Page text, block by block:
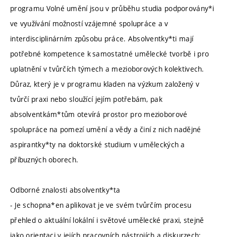
programu Volné umění jsou v průběhu studia podporovány*i
ve využívání možností vzájemné spolupráce a v
interdisciplinárním způsobu práce. Absolventky*ti mají
potřebné kompetence k samostatné umělecké tvorbě i pro
uplatnění v tvůrčích týmech a mezioborových kolektivech.
Důraz, který je v programu kladen na výzkum založený v
tvůrčí praxi nebo sloužící jejím potřebám, pak
absolventkám*tům otevírá prostor pro mezioborové
spolupráce na pomezí umění a vědy a činí z nich nadějné
aspirantky*ty na doktorské studium v uměleckých a
příbuzných oborech.
Odborné znalosti absolventky*ta
- Je schopna*en aplikovat je ve svém tvůrčím procesu
přehled o aktuální lokální i světové umělecké praxi, stejně